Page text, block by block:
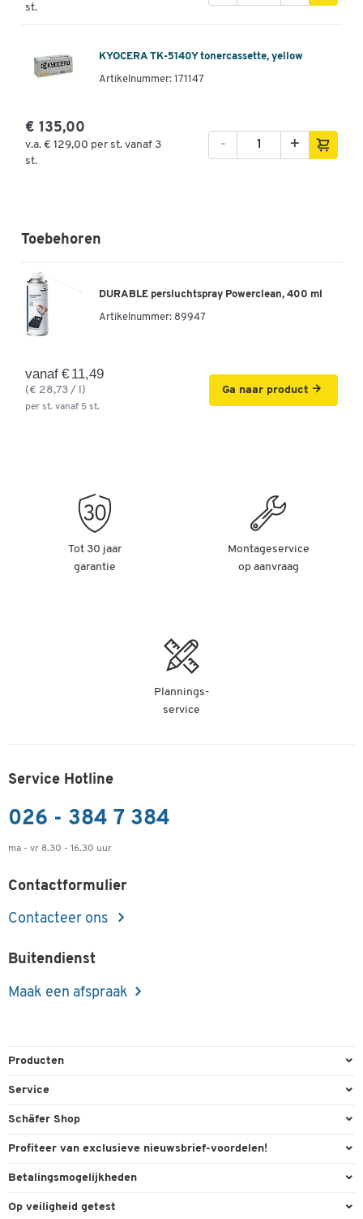
st.
KYOCERA TK-5140Y tonercassette, yellow
Artikelnummer: 171147
€ 135,00
v.a. € 129,00 per st. vanaf 3
st.
+
-
Toebehoren
DURABLE persluchtspray Powerclean, 400 ml
Artikelnummer: 89947
vanaf € 11,49
(€ 28,73 / l)
per st. vanaf 5 st.
Ga naar product
Tot 30 jaar
garantie
Montageservice
op aanvraag
Plannings-
service
Service Hotline
026 - 384 7 384
ma - vr 8.30 - 16.30 uur
Contactformulier
Contacteer ons
Buitendienst
Maak een afspraak
Producten
Kantoorbenodigdheden
Milieutechniek
Reiniging & hygiëne
Service
Bestelling herroepen
Inkt & Toner
Schäfer Shop
Algemene voorwaarden
Online catalogi
Profiteer van exclusieve nieuwsbrief-voordelen!
Welkomstgeschenk
Betalingsmogelijkheden
Paypal
Op veiligheid getest